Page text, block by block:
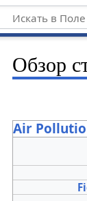
Обзор
Air